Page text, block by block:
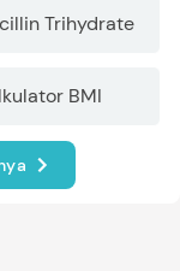
Trihydrate
BMI